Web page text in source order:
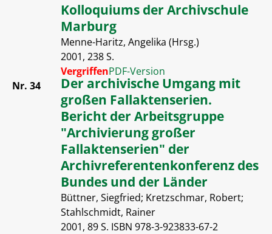
Kolloquiums der Archivschule
Marburg
Menne-Haritz, Angelika (Hrsg.)
2001, 238 S.
VergriffenPDF-Version
Nr. 34
Der archivische Umgang mit
großen Fallaktenserien.
Bericht der Arbeitsgruppe
"Archivierung großer
Fallaktenserien" der
Archivreferentenkonferenz des
Bundes und der Länder
Büttner, Siegfried; Kretzschmar, Robert;
Stahlschmidt, Rainer
2001, 89 S. ISBN 978-3-923833-67-2